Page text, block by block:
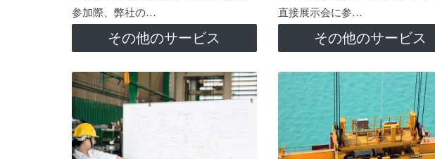
参加際、弊社の…
その他のサービス
直接展示会に参…
その他のサービス